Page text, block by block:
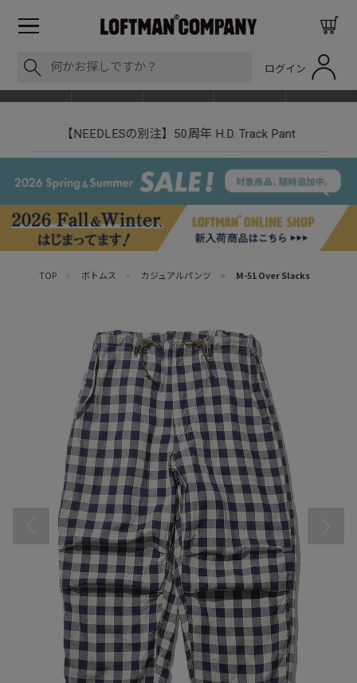
ログイン
【NEEDLESの別注】50周年 H.D. Track Pant
TOP > ボトムス > カジュアルパンツ > M-51 Over Slacks